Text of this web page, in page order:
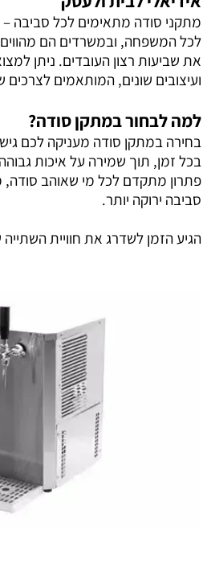
מתקני סודה מתאימים לכל סביבה
לכל המשפחה, ובמשרדים הם
את שביעות רצון העובדים. ניתן
ועיצובים שונים, המותאמים לצרכים
למה לבחור במתקן סודה?
בחירה במתקן סודה מעניקה לכם
בכל זמן, תוך שמירה על איכות
פתרון מתקדם לכל מי שאוהב סודה,
סביבה ירוקה יותר.
הגיע הזמן לשדרג את חוויית